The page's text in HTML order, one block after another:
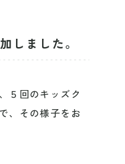
しました。
５回のキッズク
、その様子をお